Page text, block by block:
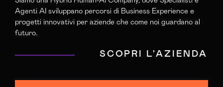
Agenti AI sviluppano percorsi di Business Experience e
progetti innovativi per aziende che come noi guardano al
futuro.
SCOPRI L'AZIENDA